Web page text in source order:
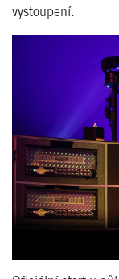
vystoupení.